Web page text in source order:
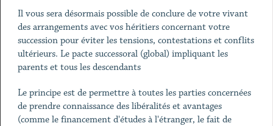
Il vous sera désormais possible de conclure de votre vivant
des arrangements avec vos héritiers concernant votre
succession pour éviter les tensions, contestations et conflits
ultérieurs. Le pacte successoral (global) impliquant les
parents et tous les descendants
Le principe est de permettre à toutes les parties concernées
de prendre connaissance des libéralités et avantages
(comme le financement d'études à l'étranger, le fait de